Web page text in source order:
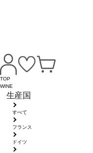
TOP
WINE
生産国
すべて
フランス
ドイツ